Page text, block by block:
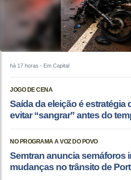
há 17 horas - Em Capital
JOGO DE CENA
Saída da eleição é estratégia
evitar “sangrar” antes do
NO PROGRAMA A VOZ DO POVO
Semtran anuncia semáforos
mudanças no trânsito de